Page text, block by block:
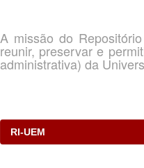
A missão do
reunir, preservar e
administrativa) da
RI-UEM